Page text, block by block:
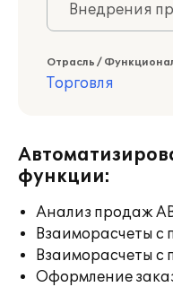
Внедрения
Отрасль /
Торговля
функции:
Анализ продаж
Взаиморасчеты с
Взаиморасчеты с
Оформление